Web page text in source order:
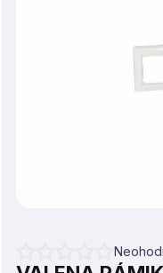
Priemerné hodnotenie